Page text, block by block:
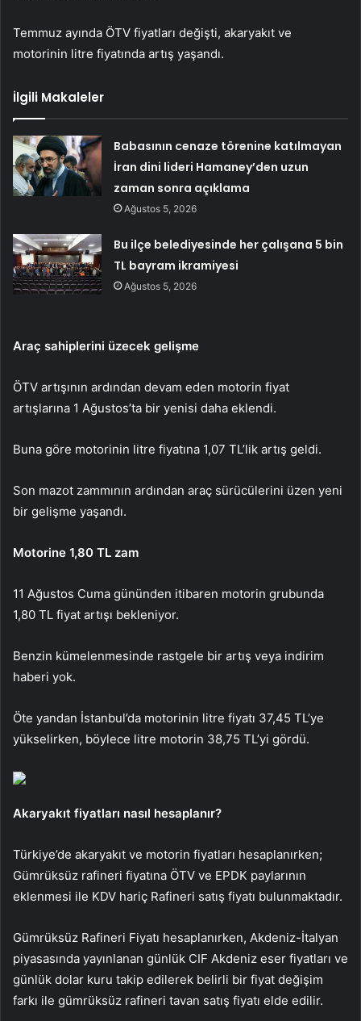
Temmuz ayında ÖTV fiyatları değişti, akaryakıt ve
motorinin litre fiyatında artış yaşandı.
İlgili Makaleler
Babasının cenaze törenine katılmayan
İran dini lideri Hamaney’den uzun
zaman sonra açıklama
Ağustos 5, 2026
Bu ilçe belediyesinde her çalışana 5 bin
TL bayram ikramiyesi
Ağustos 5, 2026
Araç sahiplerini üzecek gelişme
ÖTV artışının ardından devam eden motorin fiyat
artışlarına 1 Ağustos’ta bir yenisi daha eklendi.
Buna göre motorinin litre fiyatına 1,07 TL’lik artış geldi.
Son mazot zammının ardından araç sürücülerini üzen yeni
bir gelişme yaşandı.
Motorine 1,80 TL zam
11 Ağustos Cuma gününden itibaren motorin grubunda
1,80 TL fiyat artışı bekleniyor.
Benzin kümelenmesinde rastgele bir artış veya indirim
haberi yok.
Öte yandan İstanbul’da motorinin litre fiyatı 37,45 TL’ye
yükselirken, böylece litre motorin 38,75 TL’yi gördü.
Akaryakıt fiyatları nasıl hesaplanır?
Türkiye’de akaryakıt ve motorin fiyatları hesaplanırken;
Gümrüksüz rafineri fiyatına ÖTV ve EPDK paylarının
eklenmesi ile KDV hariç Rafineri satış fiyatı bulunmaktadır.
Gümrüksüz Rafineri Fiyatı hesaplanırken, Akdeniz-İtalyan
piyasasında yayınlanan günlük CIF Akdeniz eser fiyatları ve
günlük dolar kuru takip edilerek belirli bir fiyat değişim
farkı ile gümrüksüz rafineri tavan satış fiyatı elde edilir.